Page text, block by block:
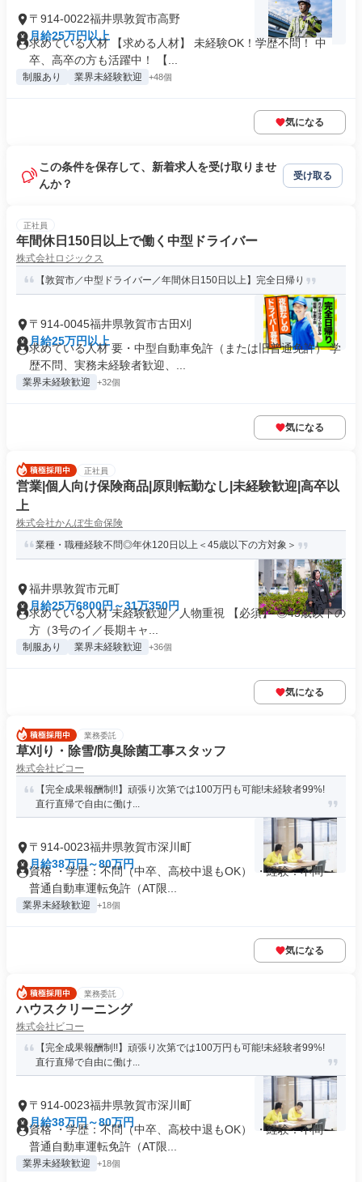
〒914-0022福井県敦賀市高野
月給25万円以上
求めている人材 【求める人材】 未経験OK！学歴不問！ 中
卒、高卒の方も活躍中！ 【...
制服あり 業界未経験歓迎 +48個
気になる
この条件を保存して、新着求人を受け取りませ
んか？
受け取る
正社員
年間休日150日以上で働く中型ドライバー
株式会社ロジックス
【敦賀市／中型ドライバー／年間休日150日以上】完全日帰り
〒914-0045福井県敦賀市古田刈
月給25万円以上
求めている人材 要・中型自動車免許（または旧普通免許） 学
歴不問、実務未経験者歓迎、...
業界未経験歓迎 +32個
気になる
正社員
営業|個人向け保険商品|原則転勤なし|未経験歓迎|高卒以
上
株式会社かんぽ生命保険
業種・職種経験不問◎年休120日以上＜45歳以下の方対象＞
福井県敦賀市元町
月給25万6800円～31万350円
求めている人材 未経験歓迎／人物重視 【必須】 ◎45歳以下の
方（3号のイ／長期キャ...
制服あり 業界未経験歓迎 +36個
気になる
業務委託
草刈り・除雪/防臭除菌工事スタッフ
株式会社ビコー
【完全成果報酬制!!】頑張り次第では100万円も可能!未経験者99%!
直行直帰で自由に働け...
〒914-0023福井県敦賀市深川町
月給38万円～80万円
資格 ・学歴：不問（中卒、高校中退もOK） ・経験：不問 ・
普通自動車運転免許（AT限...
業界未経験歓迎 +18個
気になる
業務委託
ハウスクリーニング
株式会社ビコー
【完全成果報酬制!!】頑張り次第では100万円も可能!未経験者99%!
直行直帰で自由に働け...
〒914-0023福井県敦賀市深川町
月給38万円～80万円
資格 ・学歴：不問（中卒、高校中退もOK） ・経験：不問 ・
普通自動車運転免許（AT限...
業界未経験歓迎 +18個